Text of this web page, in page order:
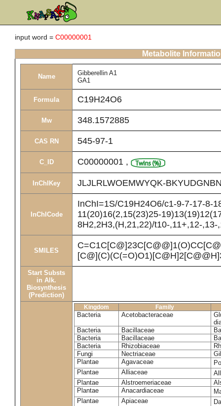
input word = C00000001
Metabolite
Name
Gibberellin A1
GA1
Formula C19H24O6
Mw 348.1572885
CAS RN 545-97-1
C_ID C00000001 ,
InChIKey JLJLRLWOEMWYQK-
InChICode
InChI=1S/C19H24O6/c1-9-7-17-8-
11(20)16(2,15(23)25-
8H2,2H3,(H,21,22)/t10-,11+,12-
SMILES
Start Substs
in Alk.
Biosynthesis
(Prediction)
Kingdom Family
Bacteria Acetobacteraceae
Bacteria
Bacillaceae
Bacteria
Bacillaceae
Bacteria
Rhizobiaceae
Fungi
Nectriaceae
Plantae
Agavaceae
Plantae
Alliaceae
Plantae
Alstroemeriaceae
Plantae
Anacardiaceae
Plantae
Apiaceae